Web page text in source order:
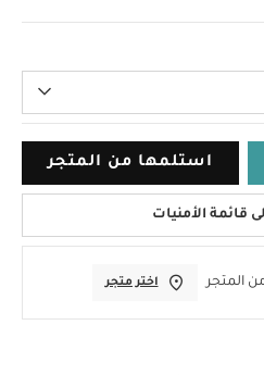
استلمها من المتجر
قائمة الأمنيات
المتجر اختر متجر